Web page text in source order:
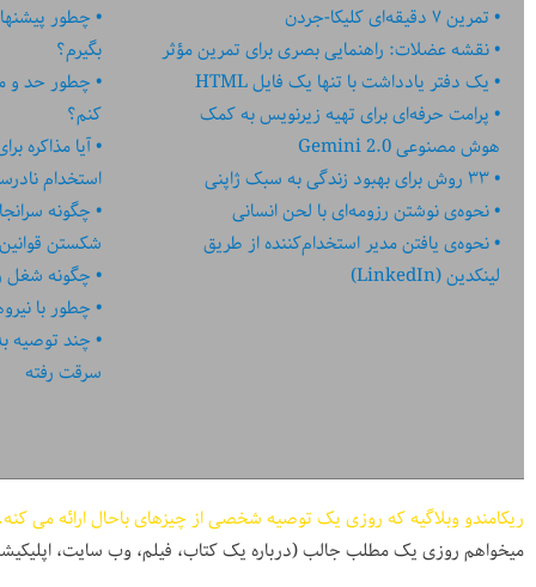
تمرین ۷ دقیقه‌ای کلیکا-جردن
نقشه عضلات: راهنمایی بصری برای تمرین مؤثر
یک دفتر یادداشت با تنها یک فایل HTML
پرامت حرفه‌ای برای تهیه زیرنویس به کمک
هوش مصنوعی Gemini 2.0
۳۳ روش برای بهبود زندگی به سبک ژاپنی
نحوه‌ی نوشتن رزومه‌ای با لحن انسانی
نحوه‌ی یافتن مدیر استخدام‌کننده از طریق
لینکدین (LinkedIn)
چطور
بگیرم؟
چطور حد و
کنم؟
آیا مذاکره
استخدام
چگونه
شکستن قوانین
چگونه شغل
چطور با
چند توصیه
سرقت رفته
ریکامندو وبلاگیه که روزی یک توصیه شخصی از چیزهای باحال ارائه می کنه.
میخواهم روزی یک مطلب جالب (درباره یک کتاب، فیلم، وب سایت، اپلیکیشن، پادکست، و ...) در